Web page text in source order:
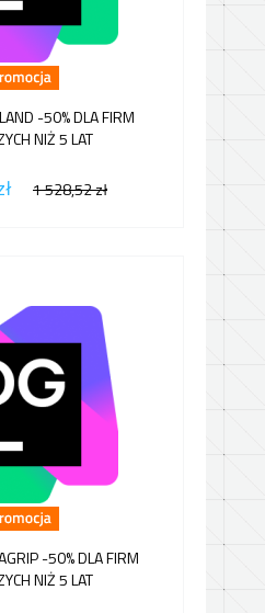
-50% DLA FIRM
NIŻ 5 LAT
1 528,52zł
-50% DLA FIRM
NIŻ 5 LAT